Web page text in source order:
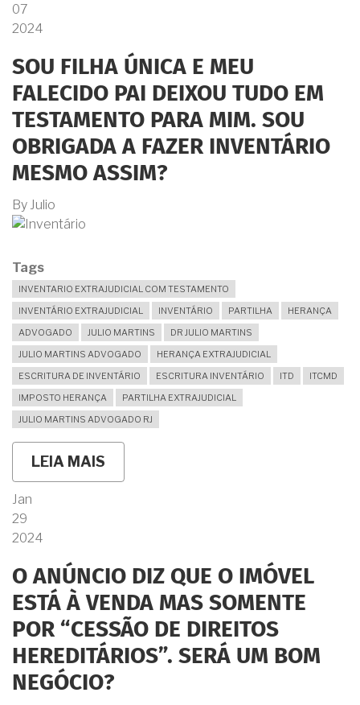
FALECIDOS
MAS
TENHO
VÁRIOS
IRMÃOS
E
PRETENDO
BENEFICIAR
APENAS
UM
07
2024
SOU FILHA ÚNICA E MEU
FALECIDO PAI DEIXOU TUDO EM
TESTAMENTO PARA MIM. SOU
OBRIGADA A FAZER INVENTÁRIO
MESMO ASSIM?
By Julio
Tags
INVENTARIO EXTRAJUDICIAL COM TESTAMENTO
INVENTÁRIO EXTRAJUDICIAL
INVENTÁRIO PARTILHA
HERANÇA
ADVOGADO
JULIO MARTINS
DR JULIO MARTINS
JULIO MARTINS ADVOGADO
HERANÇA EXTRAJUDICIAL
ESCRITURA DE INVENTÁRIO
ESCRITURA INVENTÁRIO ITD
ITCMD
IMPOSTO HERANÇA
PARTILHA EXTRAJUDICIAL
JULIO MARTINS ADVOGADO RJ
LEIA MAIS
SOU
DEIXOU
TUDO
EM
TESTAMENTO
PARA
MIM.
SOU
OBRIGADA
A
Jan
29
2024
O ANÚNCIO DIZ QUE O IMÓVEL
ESTÁ À VENDA MAS SOMENTE
POR “CESSÃO DE DIREITOS
HEREDITÁRIOS”. SERÁ UM BOM
NEGÓCIO?